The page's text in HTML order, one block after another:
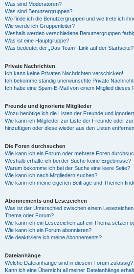
Was sind Moderatoren?
Was sind Benutzergruppen?
Wo finde ich die Benutzergruppen und wie trete ich
Wie werde ich Gruppenleiter?
Weshalb werden verschiedene Benutzergruppen
Was ist eine Hauptgruppe?
Was bedeutet der „Das Team“-Link auf der Startseite?
Private Nachrichten
Ich kann keine Privaten Nachrichten verschicken!
Ich bekomme ständig unerwünschte Private
Ich habe eine Spam-E-Mail von einem Mitglied dieses
Freunde und ignorierte Mitglieder
Wozu benötige ich die Listen der Freunde und
Wie kann ich Mitglieder zur Liste der Freunde oder
hinzufügen oder diese wieder aus den Listen
Die Foren durchsuchen
Wie kann ich ein Forum oder mehrere Foren
Weshalb erhalte ich bei der Suche keine Ergebnisse?
Warum bekomme ich bei der Suche eine leere Seite?
Wie kann ich nach Mitgliedern suchen?
Wie kann ich meine eigenen Beiträge und Themen
Abonnements und Lesezeichen
Was ist der Unterschied zwischen einem
Thema oder Forum?
Wie kann ich ein Lesezeichen auf ein Thema setzen
Wie kann ich ein Forum abonnieren?
Wie deaktiviere ich meine Abonnements?
Dateianhänge
Welche Dateianhänge sind in diesem Forum zulässig?
Kann ich eine Übersicht all meiner Dateianhänge